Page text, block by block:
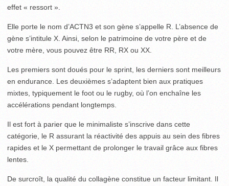
effet « ressort ».
Elle porte le nom d’ACTN3 et son gène s’appelle R. L’absence de
gène s’intitule X. Ainsi, selon le patrimoine de votre père et de
votre mère, vous pouvez être RR, RX ou XX.
Les premiers sont doués pour le sprint, les derniers sont meilleurs
en endurance. Les deuxièmes s’adaptent bien aux pratiques
mixtes, typiquement le foot ou le rugby, où l’on enchaîne les
accélérations pendant longtemps.
Il est fort à parier que le minimaliste s’inscrive dans cette
catégorie, le R assurant la réactivité des appuis au sein des fibres
rapides et le X permettant de prolonger le travail grâce aux fibres
lentes.
De surcroît, la qualité du collagène constitue un facteur limitant. Il